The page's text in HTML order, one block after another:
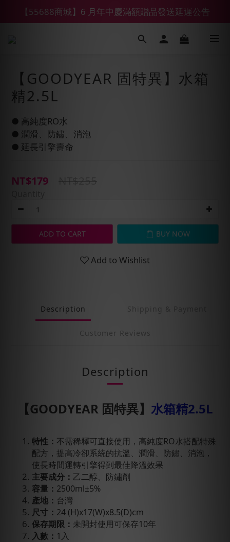
【鑽石熊/金熊新客首購限定】優惠搭車金
【55688商城】6 月年中慶滿額贈品發送延遲公告
【鑽石熊/金熊新客首購限定】優惠搭車金
【GOODYEAR 固特異】水箱
精2.5L
● 高純度RO水
● 潤滑、防鏽、消泡
● 延長引擎壽命
NT$179 NT$255
ADD TO CART BUY NOW
Add to Wishlist
Description Shipping & Payment
Customer Reviews
Description
【GOODYEAR 固特異】 水箱精2.5L
特性： 不需稀釋可直接使用，高純度RO水搭配特殊
配方，提高冷卻系統的抗溫、潤滑、防鏽、消泡，
使長時間運轉引擎得到最佳降溫效果
主要成分： 乙二醇、防鏽劑
容量： 2500ml±5%
產地： 台灣
尺寸： 24 (H)x17(W)x8.5(D)cm
保存期限： 未開封使用可保存10年
入數： 1入